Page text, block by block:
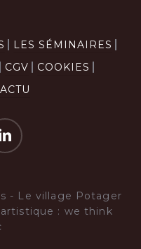
LES SÉMINAIRES
CGV
COOKIES
ACTU
- Le village Potager
: we think